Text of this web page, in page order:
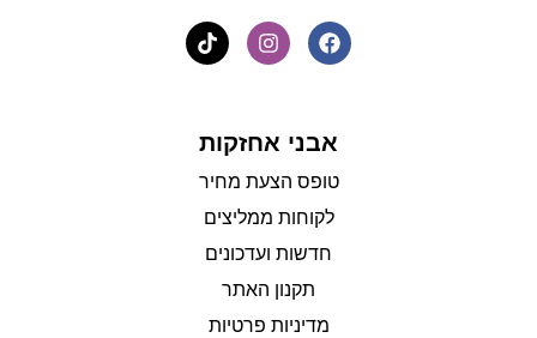
אבני אחזקות
טופס הצעת מחיר
לקוחות ממליצים
חדשות ועדכונים
תקנון האתר
מדיניות פרטיות